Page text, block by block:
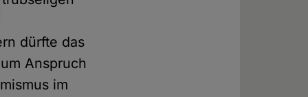
dürfte das
Anspruch
im